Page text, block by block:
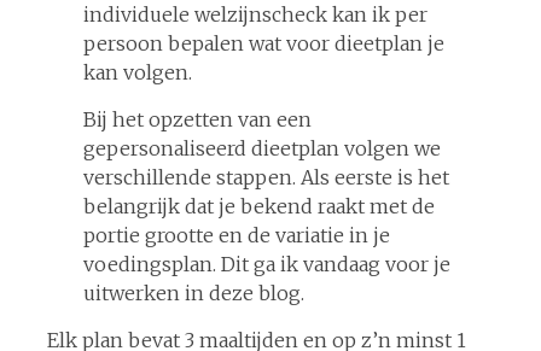
individuele welzijnscheck kan ik per
persoon bepalen wat voor dieetplan je
kan volgen.
Bij het opzetten van een
gepersonaliseerd dieetplan volgen we
verschillende stappen. Als eerste is het
belangrijk dat je bekend raakt met de
portie grootte en de variatie in je
voedingsplan. Dit ga ik vandaag voor je
uitwerken in deze blog.
Elk plan bevat 3 maaltijden en op z’n minst 1